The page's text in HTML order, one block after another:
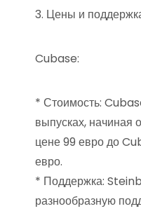
3. Цены и
Cubase:
* Стоимость:
выпусках,
цене 99 евро до
евро.
* Поддержка:
разнообразную